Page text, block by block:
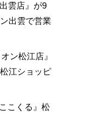
雲店』が9
出雲で営業
ン松江店』
江ショッピ
こくる』松